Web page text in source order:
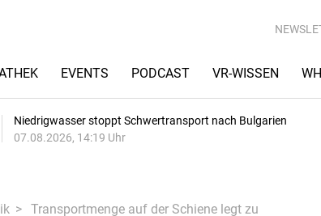
EVENTS PODCAST VR-WISSEN
Niedrigwasser stoppt Schwertransport nach Bulgarien
07.08.2026, 14:19 Uhr
Transportmenge auf der Schiene legt zu